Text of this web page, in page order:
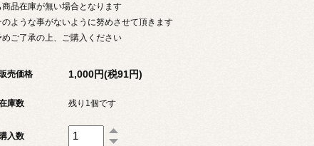
商品在庫が無い場合となります
ような事がないように努めさせて頂きます
めご了承の上、ご購入ください
売価格 1,000円(税91円)
庫数 残り1個です
購入数